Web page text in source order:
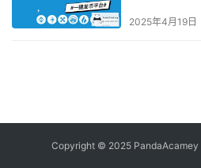
2025年4月19日
Copyright © 2025 PandaAcamey